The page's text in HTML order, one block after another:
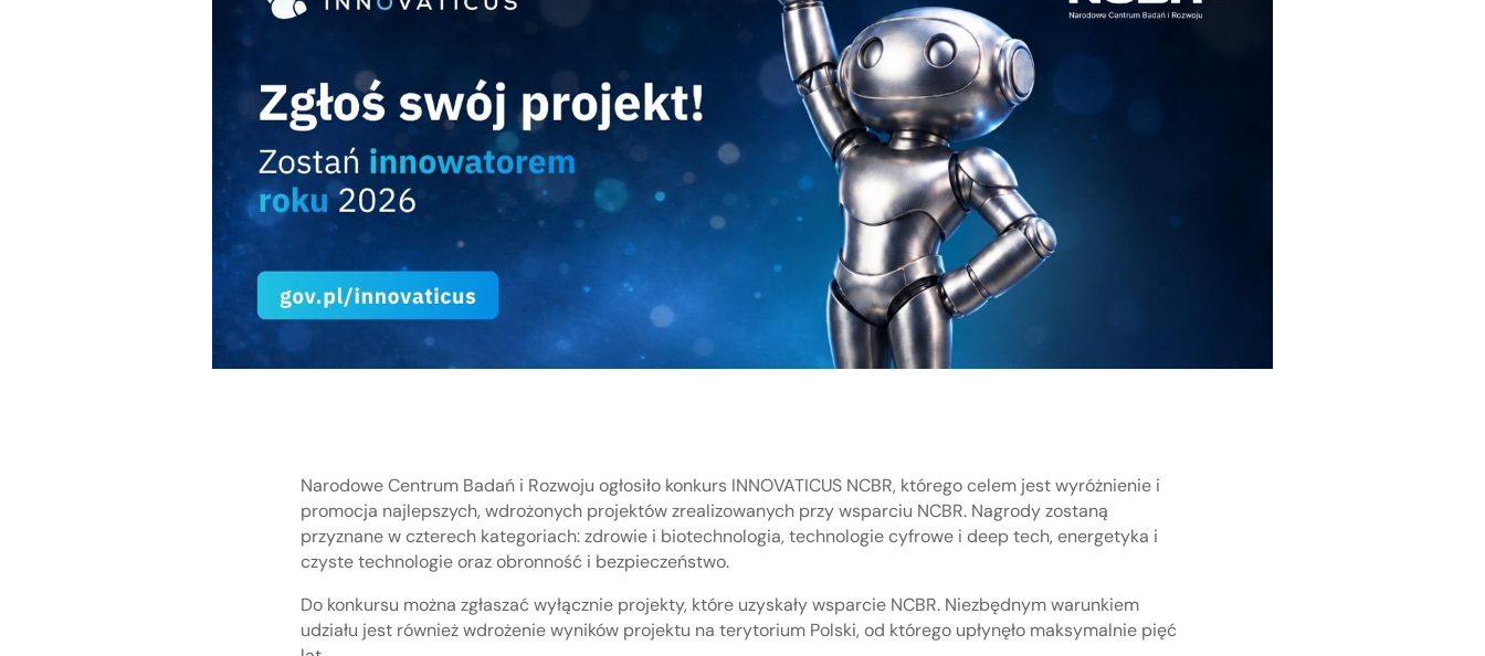
Narodowe Centrum Badań i Rozwoju ogłosiło konkurs INNOVATICUS NCBR, którego celem jest wyróżnienie i
promocja najlepszych, wdrożonych projektów zrealizowanych przy wsparciu NCBR. Nagrody zostaną
przyznane w czterech kategoriach: zdrowie i biotechnologia, technologie cyfrowe i deep tech, energetyka i
czyste technologie oraz obronność i bezpieczeństwo.
Do konkursu można zgłaszać wyłącznie projekty, które uzyskały wsparcie NCBR. Niezbędnym warunkiem
udziału jest również wdrożenie wyników projektu na terytorium Polski, od którego upłynęło maksymalnie pięć